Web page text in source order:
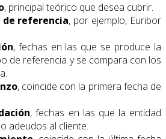
, principal teórico que desea cubrir.
referencia, por ejemplo, Euribor
, fechas en las que se produce la
de referencia y se compara con los
, coincide con la primera fecha de
, fechas en las que la entidad
adeudos al cliente.